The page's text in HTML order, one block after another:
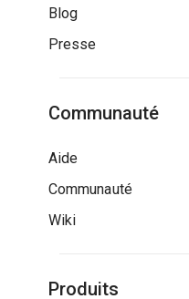
Blog
Presse
Communauté
Aide
Communauté
Wiki
Produits